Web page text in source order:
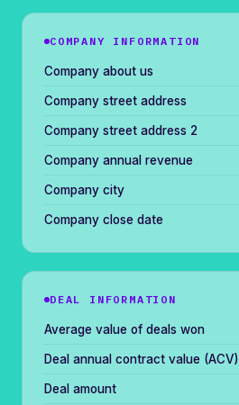
COMPANY INFORMATION
Company about us
Company street address
Company street address 2
Company annual revenue
Company city
Company close date
DEAL INFORMATION
Average value of deals won
Deal annual contract value (ACV)
Deal amount